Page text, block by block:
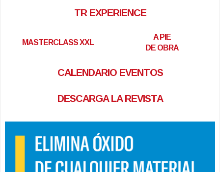
TR EXPERIENCE
MASTERCLASS XXL
A PIE
DE OBRA
CALENDARIO EVENTOS
DESCARGA LA REVISTA